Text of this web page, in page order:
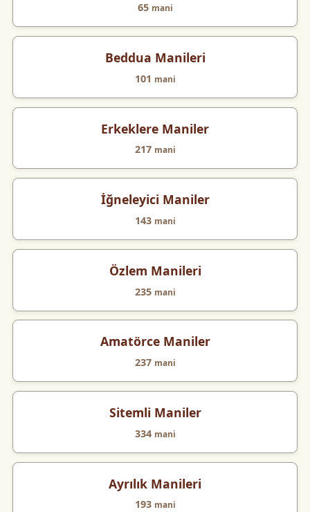
65 mani
Beddua Manileri
101 mani
Erkeklere Maniler
217 mani
İğneleyici Maniler
143 mani
Özlem Manileri
235 mani
Amatörce Maniler
237 mani
Sitemli Maniler
334 mani
Ayrılık Manileri
193 mani